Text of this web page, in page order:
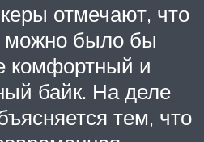
отмечают, что
можно было бы
комфортный и
байк. На деле
тем, что